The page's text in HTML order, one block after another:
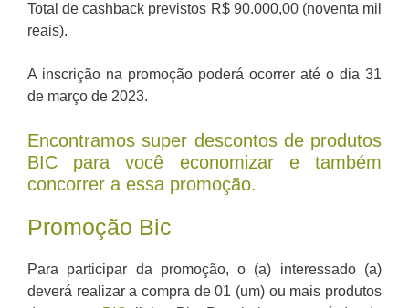
Total de cashback previstos R$ 90.000,00 (noventa mil
reais).
A inscrição na promoção poderá ocorrer até o dia 31
de março de 2023.
Encontramos super descontos de produtos
BIC para você economizar e também
concorrer a essa promoção.
Promoção Bic
Para participar da promoção, o (a) interessado (a)
deverá realizar a compra de 01 (um) ou mais produtos